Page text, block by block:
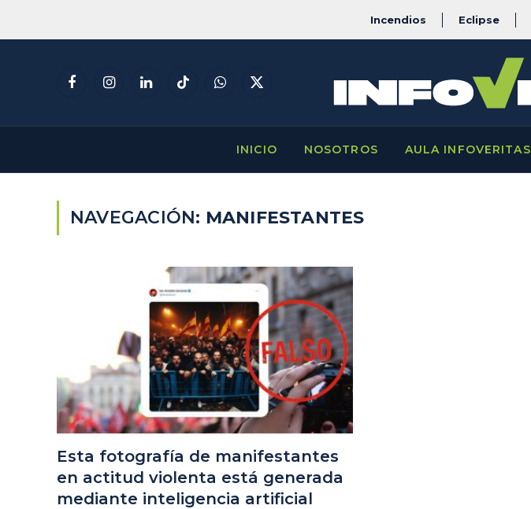
Incendios Eclipse
FacebookInstagramLinkedInTikTokWhatsApp
X
INICIO NOSOTROS AULA INFOVERITAS
NAVEGACIÓN: MANIFESTANTES
Esta fotografía de manifestantes
en actitud violenta está generada
mediante inteligencia artificial